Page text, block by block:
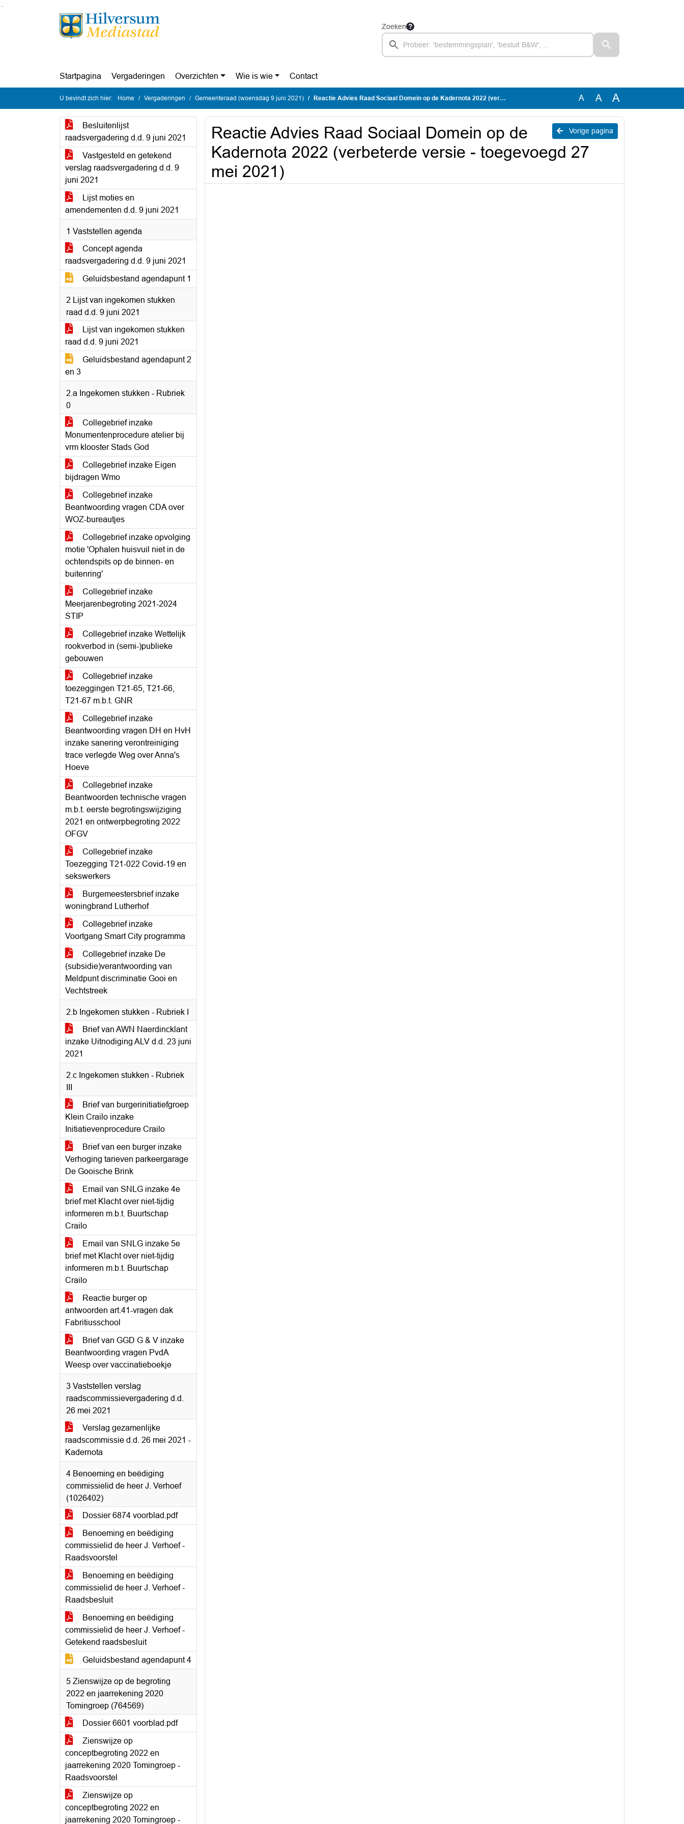
Ga naar de inhoud van deze pagina
Ga naar het zoeken
Ga naar het menu
Zoeken
Startpagina Vergaderingen Overzichten Wie is wie Contact
U bevindt zich hier: Home Vergaderingen Gemeenteraad (woensdag 9 juni 2021) Reactie Advies Raad Sociaal Domein op de Kadernota 2022 (verbeterde versie - toegevoegd 27 mei 2021) A A A
Besluitenlijst
raadsvergadering d.d. 9 juni 2021
Vastgesteld en getekend
verslag raadsvergadering d.d. 9
juni 2021
Lijst moties en
amendementen d.d. 9 juni 2021
1 Vaststellen agenda
Concept agenda
raadsvergadering d.d. 9 juni 2021
Geluidsbestand agendapunt 1
2 Lijst van ingekomen stukken
raad d.d. 9 juni 2021
Lijst van ingekomen stukken
raad d.d. 9 juni 2021
Geluidsbestand agendapunt 2
en 3
2.a Ingekomen stukken - Rubriek
0
Collegebrief inzake
Monumentenprocedure atelier bij
vrm klooster Stads God
Collegebrief inzake Eigen
bijdragen Wmo
Collegebrief inzake
Beantwoording vragen CDA over
WOZ-bureautjes
Collegebrief inzake opvolging
motie 'Ophalen huisvuil niet in de
ochtendspits op de binnen- en
buitenring'
Collegebrief inzake
Meerjarenbegroting 2021-2024
STIP
Collegebrief inzake Wettelijk
rookverbod in (semi-)publieke
gebouwen
Collegebrief inzake
toezeggingen T21-65, T21-66,
T21-67 m.b.t. GNR
Collegebrief inzake
Beantwoording vragen DH en HvH
inzake sanering verontreiniging
trace verlegde Weg over Anna's
Hoeve
Collegebrief inzake
Beantwoorden technische vragen
m.b.t. eerste begrotingswijziging
2021 en ontwerpbegroting 2022
OFGV
Collegebrief inzake
Toezegging T21-022 Covid-19 en
sekswerkers
Burgemeestersbrief inzake
woningbrand Lutherhof
Collegebrief inzake
Voortgang Smart City programma
Collegebrief inzake De
(subsidie)verantwoording van
Meldpunt discriminatie Gooi en
Vechtstreek
2.b Ingekomen stukken - Rubriek I
Brief van AWN Naerdincklant
inzake Uitnodiging ALV d.d. 23 juni
2021
2.c Ingekomen stukken - Rubriek
Brief van burgerinitiatiefgroep
Klein Crailo inzake
Initiatievenprocedure Crailo
Brief van een burger inzake
Verhoging tarieven parkeergarage
De Gooische Brink
Email van SNLG inzake 4e
brief met Klacht over niet-tijdig
informeren m.b.t. Buurtschap
Crailo
Email van SNLG inzake 5e
brief met Klacht over niet-tijdig
informeren m.b.t. Buurtschap
Crailo
Reactie burger op
antwoorden art.41-vragen dak
Fabritiusschool
Brief van GGD G & V inzake
Beantwoording vragen PvdA
Weesp over vaccinatieboekje
3 Vaststellen verslag
raadscommissievergadering d.d.
26 mei 2021
Verslag gezamenlijke
raadscommissie d.d. 26 mei 2021 -
Kadernota
4 Benoeming en beëdiging
commissielid de heer J. Verhoef
(1026402)
Dossier 6874 voorblad.pdf
Benoeming en beëdiging
commissielid de heer J. Verhoef -
Raadsvoorstel
Benoeming en beëdiging
commissielid de heer J. Verhoef -
Raadsbesluit
Benoeming en beëdiging
commissielid de heer J. Verhoef -
Getekend raadsbesluit
Geluidsbestand agendapunt 4
5 Zienswijze op de begroting
2022 en jaarrekening 2020
Tomingroep (764569)
Dossier 6601 voorblad.pdf
Zienswijze op
conceptbegroting 2022 en
jaarrekening 2020 Tomingroep -
Raadsvoorstel
Zienswijze op
conceptbegroting 2022 en
jaarrekening 2020 Tomingroep -
Vorige pagina
Reactie Advies Raad Sociaal Domein op de
Kadernota 2022 (verbeterde versie - toegevoegd 27
mei 2021)